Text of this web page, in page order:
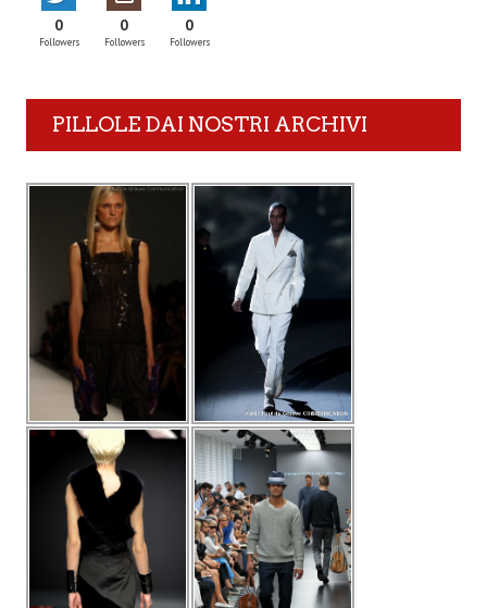
0
Followers
0
Followers
0
Followers
PILLOLE DAI NOSTRI ARCHIVI